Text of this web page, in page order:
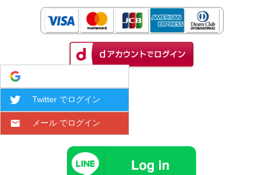
Twitter でログイン
メール でログイン